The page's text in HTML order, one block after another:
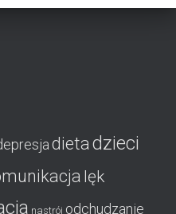
dietadzieci
lęk
nastrój odchudzanie